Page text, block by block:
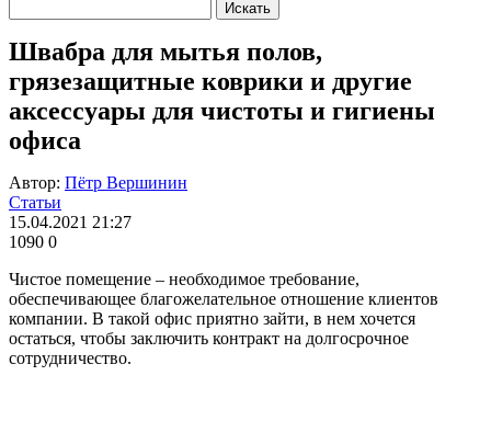
Швабра для мытья полов,
грязезащитные коврики и другие
аксессуары для чистоты и гигиены
офиса
Автор: Пётр Вершинин
Статьи
15.04.2021 21:27
1090 0
Чистое помещение – необходимое требование,
обеспечивающее благожелательное отношение клиентов
компании. В такой офис приятно зайти, в нем хочется
остаться, чтобы заключить контракт на долгосрочное
сотрудничество.